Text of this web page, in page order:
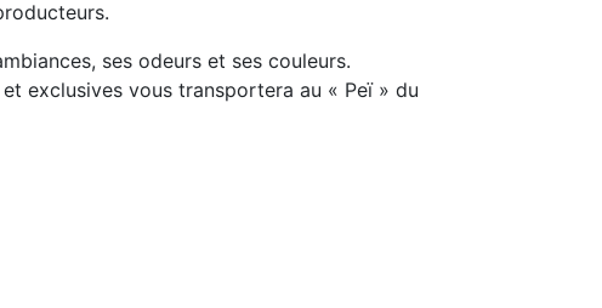
ses odeurs et ses couleurs.
exclusives vous transportera au « Peï » du